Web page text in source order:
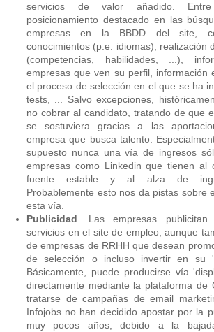
servicios de valor añadido.
posicionamiento destacado en las
empresas en la BBDD del site,
conocimientos (p.e. idiomas), realización
(competencias, habilidades, ...),
empresas que ven su perfil, información
el proceso de selección en el que se ha
tests, ... Salvo excepciones,
no cobrar al candidato, tratando de que
se sostuviera gracias a las
empresa que busca talento.
supuesto nunca una vía de ingresos
empresas como Linkedin que tienen al
fuente estable y al alza de
Probablemente esto nos da pistas sobre
esta vía.
Publicidad. Las empresas
servicios en el site de empleo, aunque
de empresas de RRHH que desean
de selección o incluso invertir en su
Básicamente, puede producirse vía
directamente mediante la plataforma de
tratarse de campañas de email
Infojobs no han decidido apostar por la
muy pocos años, debido a la